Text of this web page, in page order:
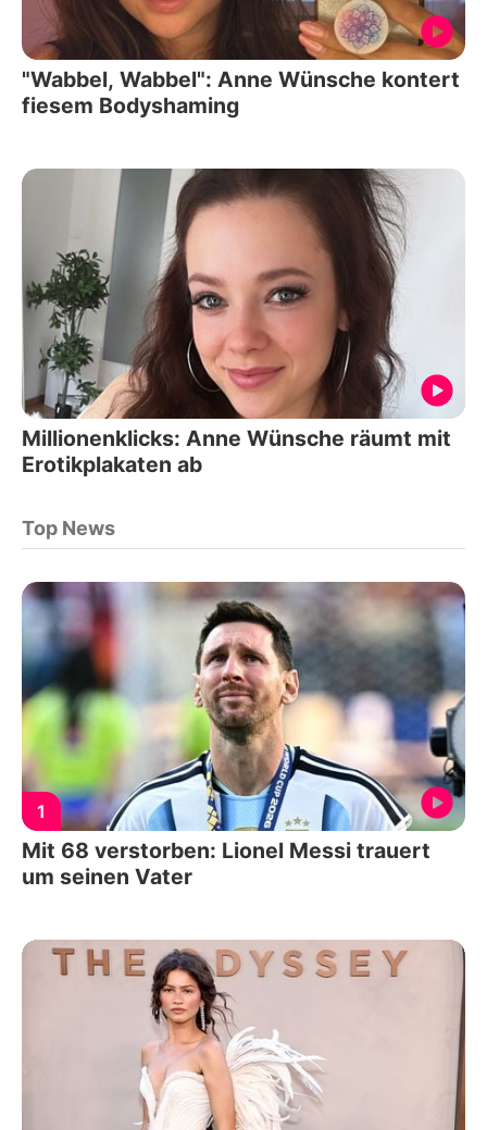
"Wabbel, Wabbel": Anne Wünsche kontert
fiesem Bodyshaming
Millionenklicks: Anne Wünsche räumt mit
Erotikplakaten ab
Top News
1
Mit 68 verstorben: Lionel Messi trauert
um seinen Vater